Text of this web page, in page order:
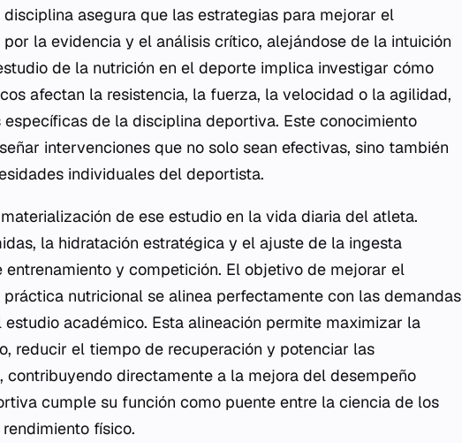
asegura que las estrategias para mejorar el
la evidencia y el análisis crítico, alejándose de la intuición
de la nutrición en el deporte implica investigar cómo
afectan la resistencia, la fuerza, la velocidad o la agilidad,
de la disciplina deportiva. Este conocimiento
intervenciones que no solo sean efectivas, sino también
individuales del deportista.
de ese estudio en la vida diaria del atleta.
la hidratación estratégica y el ajuste de la ingesta
y competición. El objetivo de mejorar el
nutricional se alinea perfectamente con las demandas
académico. Esta alineación permite maximizar la
reducir el tiempo de recuperación y potenciar las
contribuyendo directamente a la mejora del desempeño
cumple su función como puente entre la ciencia de los
físico.